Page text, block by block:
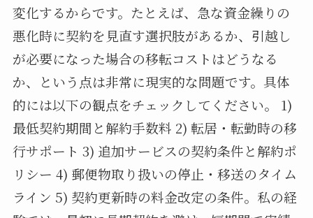
変化するからです。たとえば、急な資金繰りの
悪化時に契約を見直す選択肢があるか、引越し
が必要になった場合の移転コストはどうなる
か、という点は非常に現実的な問題です。具体
的には以下の観点をチェックしてください。 1)
最低契約期間と解約手数料 2) 転居・転勤時の移
行サポート 3) 追加サービスの契約条件と解約ポ
リシー 4) 郵便物取り扱いの停止・移送のタイム
ライン 5) 契約更新時の料金改定の条件。私の経